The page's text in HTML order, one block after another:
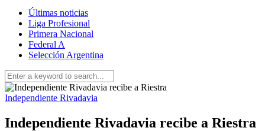
Últimas noticias
Liga Profesional
Primera Nacional
Federal A
Selección Argentina
Independiente Rivadavia
Independiente Rivadavia recibe a Riestra